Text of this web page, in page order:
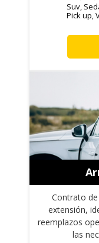
Suv,
Pick up,
Contrato
extensión,
reemplazos
las